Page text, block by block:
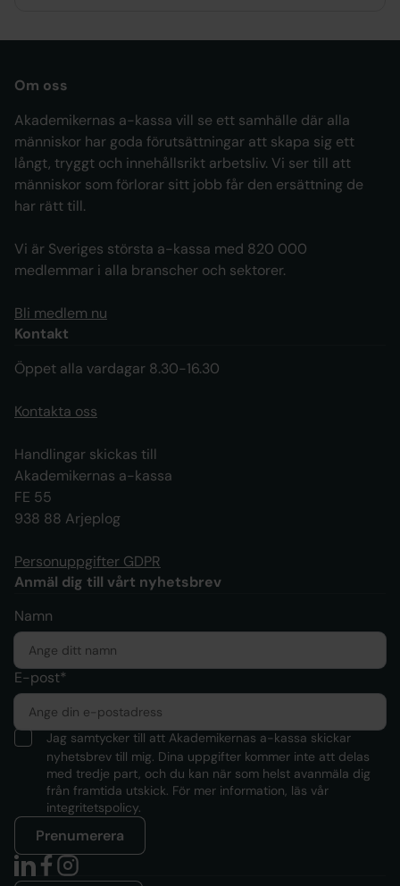
Om oss
Akademikernas a-kassa vill se ett samhälle där alla
människor har goda förutsättningar att skapa sig ett
långt, tryggt och innehållsrikt arbetsliv. Vi ser till att
människor som förlorar sitt jobb får den ersättning de
har rätt till.
Vi är Sveriges största a-kassa med 820 000
medlemmar i alla branscher och sektorer.
Bli medlem nu
Kontakt
Öppet alla vardagar 8.30-16.30
Kontakta oss
Handlingar skickas till
Akademikernas a-kassa
FE 55
938 88 Arjeplog
Personuppgifter GDPR
Anmäl dig till vårt nyhetsbrev
Namn
E-post*
Jag samtycker till att Akademikernas a-kassa skickar
nyhetsbrev till mig. Dina uppgifter kommer inte att delas
med tredje part, och du kan när som helst avanmäla dig
från framtida utskick. För mer information, läs vår
integritetspolicy.
Prenumerera